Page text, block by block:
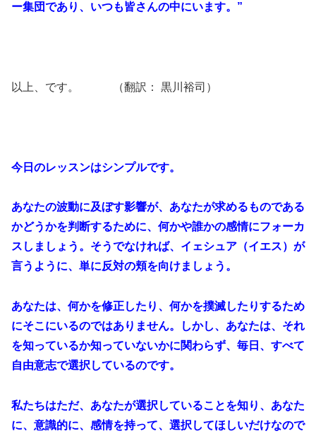
ー集団であり、いつも皆さんの中にいます。”
以上、です。 （翻訳： 黒川裕司）
今日のレッスンはシンプルです。
あなたの波動に及ぼす影響が、あなたが求めるものである
かどうかを判断するために、何かや誰かの感情にフォーカ
スしましょう。そうでなければ、イェシュア（イエス）が
言うように、単に反対の頬を向けましょう。
あなたは、何かを修正したり、何かを撲滅したりするため
にそこにいるのではありません。しかし、あなたは、それ
を知っているか知っていないかに関わらず、毎日、すべて
自由意志で選択しているのです。
私たちはただ、あなたが選択していることを知り、あなた
に、意識的に、感情を持って、選択してほしいだけなので